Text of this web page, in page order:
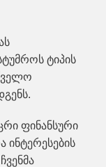
ტიპის
ფინანსური
ინტერესების